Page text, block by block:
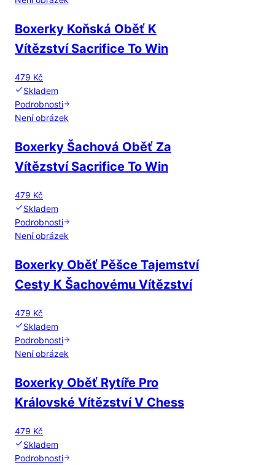
Boxerky Koňská Oběť K
Vítězství Sacrifice To Win
479 Kč
Skladem
Podrobnosti
Není obrázek
Boxerky Šachová Oběť Za
Vítězství Sacrifice To Win
479 Kč
Skladem
Podrobnosti
Není obrázek
Boxerky Oběť Pěšce Tajemství
Cesty K Šachovému Vítězství
479 Kč
Skladem
Podrobnosti
Není obrázek
Boxerky Oběť Rytíře Pro
Královské Vítězství V Chess
479 Kč
Skladem
Podrobnosti